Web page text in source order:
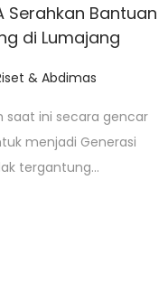
Serahkan Bantuan
di Lumajang
& Abdimas
saat ini secara gencar
menjadi Generasi
tergantung…